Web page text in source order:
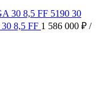
8,5 FF 1 586 000 ₽ /